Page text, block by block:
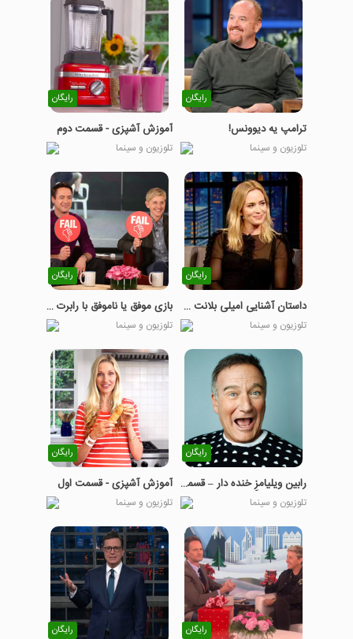
رایگان
ترامپ یه دیوونس!
تلوزیون و سینما
رایگان
آموزش آشپزی - قسمت دوم
تلوزیون و سینما
رایگان
داستان آشنایی امیلی بلانت و همسرش
تلوزیون و سینما
رایگان
بازی موفق یا ناموفق با رابرت جونیور
تلوزیون و سینما
رایگان
رابین ویلیامزِ خنده دار – قسمت اول
تلوزیون و سینما
رایگان
آموزش آشپزی - قسمت اول
تلوزیون و سینما
رایگان رایگان